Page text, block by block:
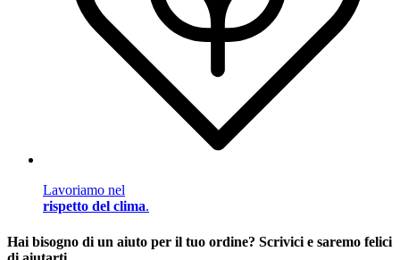
Lavoriamo nel
rispetto del clima.
Hai bisogno di un aiuto per il tuo ordine? Scrivici e saremo felici